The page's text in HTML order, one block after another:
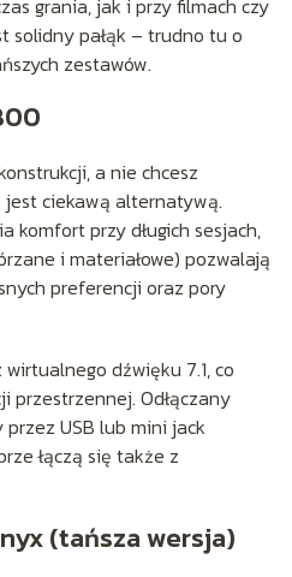
grania, jak i przy filmach czy
solidny pałąk – trudno tu o
zestawów.
a nie chcesz
ciekawą alternatywą.
komfort przy długich sesjach,
i materiałowe) pozwalają
preferencji oraz pory
dźwięku 7.1, co
przestrzennej. Odłączany
USB lub mini jack
łączą się także z
(tańsza wersja)